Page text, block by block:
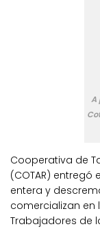
A
Cooperativa de
(COTAR)
entera y
comercializan en
Trabajadores de